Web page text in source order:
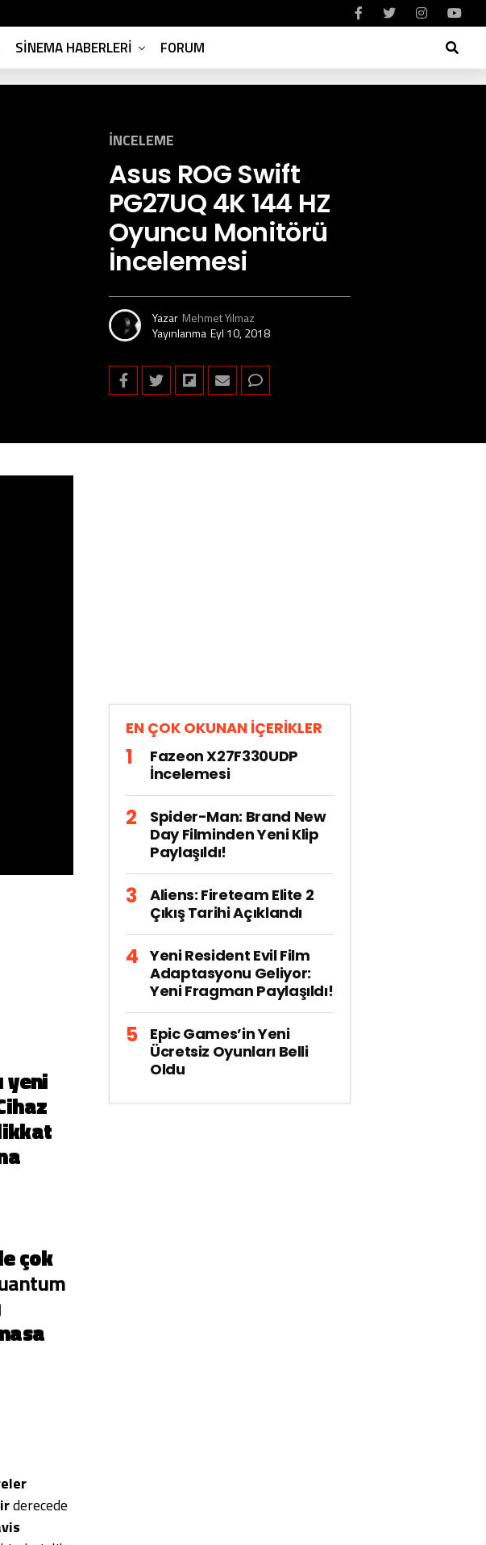
SINEMA HABERLERI FORUM
İNCELEME
Asus ROG Swift
PG27UQ 4K 144 HZ
Oyuncu Monitörü
İncelemesi
Yazar Mehmet Yılmaz
Yayınlanma Eyl 10, 2018
yeni
çok
derecede
EN ÇOK OKUNAN İÇERİKLER
Fazeon X27F330UDP
İncelemesi
Spider-Man: Brand New
Day Filminden Yeni Klip
Paylaşıldı!
Aliens: Fireteam Elite 2
Çıkış Tarihi Açıklandı
Yeni Resident Evil Film
Adaptasyonu Geliyor:
Yeni Fragman Paylaşıldı!
Epic Games’in Yeni
Ücretsiz Oyunları Belli
Oldu